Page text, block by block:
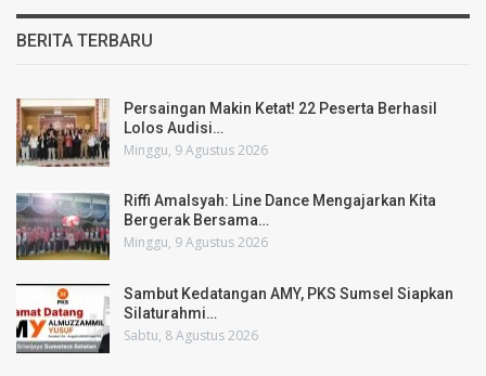
BERITA TERBARU
Persaingan Makin Ketat! 22 Peserta Berhasil
Lolos Audisi…
Minggu, 9 Agustus 2026
Riffi Amalsyah: Line Dance Mengajarkan Kita
Bergerak Bersama…
Minggu, 9 Agustus 2026
Sambut Kedatangan AMY, PKS Sumsel Siapkan
Silaturahmi…
Sabtu, 8 Agustus 2026